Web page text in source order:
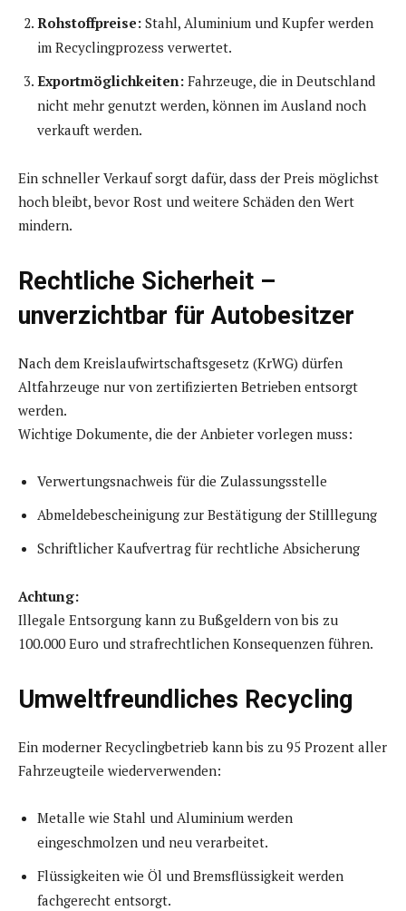
Rohstoffpreise: Stahl, Aluminium und Kupfer werden
im Recyclingprozess verwertet.
Exportmöglichkeiten: Fahrzeuge, die in Deutschland
nicht mehr genutzt werden, können im Ausland noch
verkauft werden.
Ein schneller Verkauf sorgt dafür, dass der Preis möglichst
hoch bleibt, bevor Rost und weitere Schäden den Wert
mindern.
Rechtliche Sicherheit –
unverzichtbar für Autobesitzer
Nach dem Kreislaufwirtschaftsgesetz (KrWG) dürfen
Altfahrzeuge nur von zertifizierten Betrieben entsorgt
werden.
Wichtige Dokumente, die der Anbieter vorlegen muss:
Verwertungsnachweis für die Zulassungsstelle
Abmeldebescheinigung zur Bestätigung der Stilllegung
Schriftlicher Kaufvertrag für rechtliche Absicherung
Achtung:
Illegale Entsorgung kann zu Bußgeldern von bis zu
100.000 Euro und strafrechtlichen Konsequenzen führen.
Umweltfreundliches Recycling
Ein moderner Recyclingbetrieb kann bis zu 95 Prozent aller
Fahrzeugteile wiederverwenden:
Metalle wie Stahl und Aluminium werden
eingeschmolzen und neu verarbeitet.
Flüssigkeiten wie Öl und Bremsflüssigkeit werden
fachgerecht entsorgt.